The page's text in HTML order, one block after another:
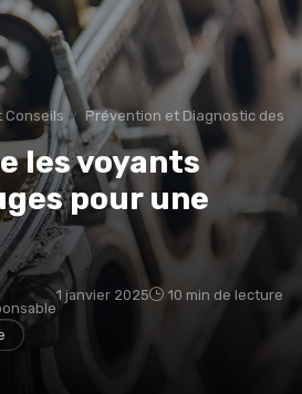
Conseils Prévention et Diagnostic des
les voyants
pour une
1 janvier 2025 10 min de lecture